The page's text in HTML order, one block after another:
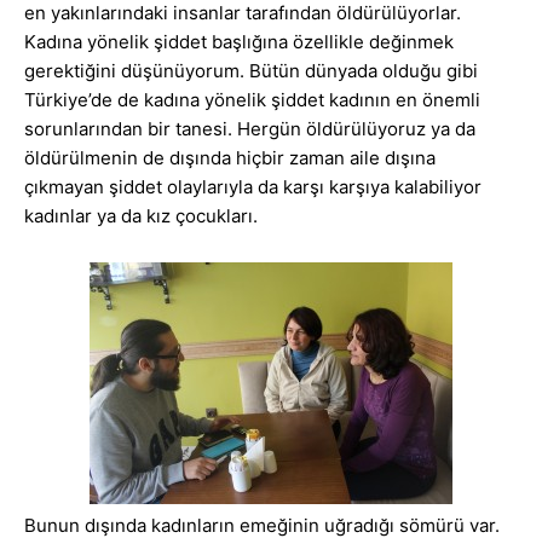
en yakınlarındaki insanlar tarafından öldürülüyorlar.
Kadına yönelik şiddet başlığına özellikle değinmek
gerektiğini düşünüyorum. Bütün dünyada olduğu gibi
Türkiye’de de kadına yönelik şiddet kadının en önemli
sorunlarından bir tanesi. Hergün öldürülüyoruz ya da
öldürülmenin de dışında hiçbir zaman aile dışına
çıkmayan şiddet olaylarıyla da karşı karşıya kalabiliyor
kadınlar ya da kız çocukları.
Bunun dışında kadınların emeğinin uğradığı sömürü var.